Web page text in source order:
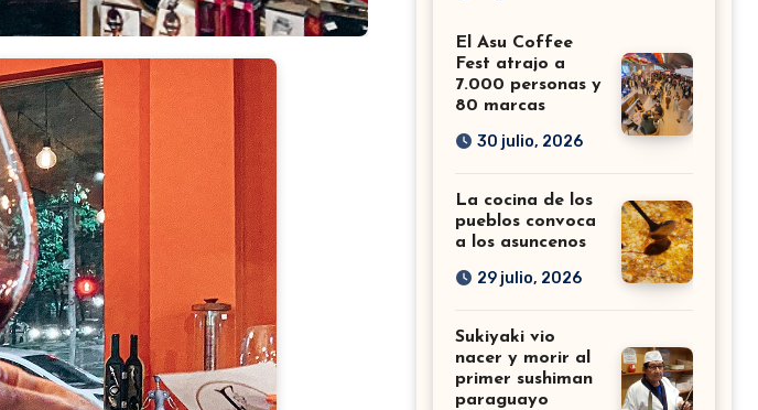
El Asu Coffee
Fest atrajo a
7.000 personas y
80 marcas
30 julio, 2026
La cocina de los
pueblos convoca
a los asuncenos
29 julio, 2026
Sukiyaki vio
nacer y morir al
primer sushiman
paraguayo